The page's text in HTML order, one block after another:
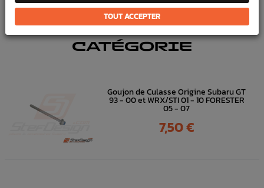
DANSLA MÊME
CATÉGORIE
Goujon de Culasse Origine Subaru GT
93 - 00 et WRX/STI 01 - 10 FORESTER
05 - 07
Prix
7,50 €
TOUT ACCEPTER